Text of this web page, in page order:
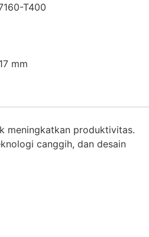
T400
mm
meningkatkan produktivitas.
canggih, dan desain